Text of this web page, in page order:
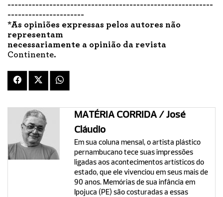
-----------------------------------------------------------
----------------------
*As opiniões expressas pelos autores não
representam
necessariamente a opinião da revista
Continente.
MATÉRIA CORRIDA / José
Cláudio
Em sua coluna mensal, o artista plástico
pernambucano tece suas impressões
ligadas aos acontecimentos artísticos do
estado, que ele vivenciou em seus mais de
90 anos. Memórias de sua infância em
Ipojuca (PE) são costuradas a essas